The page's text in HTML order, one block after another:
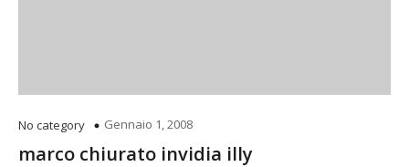
No category Gennaio 1, 2008
marco chiurato invidia illy